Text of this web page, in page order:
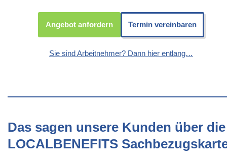
Angebot anfordern Termin vereinbaren
Sie sind Arbeitnehmer? Dann hier entlang…
Das sagen unsere Kunden über die
LOCALBENEFITS